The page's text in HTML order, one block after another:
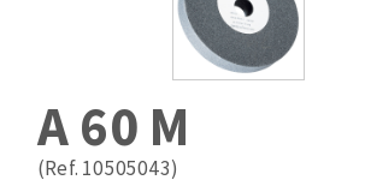
Pose des joints
Fraises carbure
Fers et plaquettes
Lames de scie à ruban
ABRASIFS APPLIQUÉS
Disques auto-agrippant
Patins
Bandes abrasives
A 60 M
(Ref. 10505043)